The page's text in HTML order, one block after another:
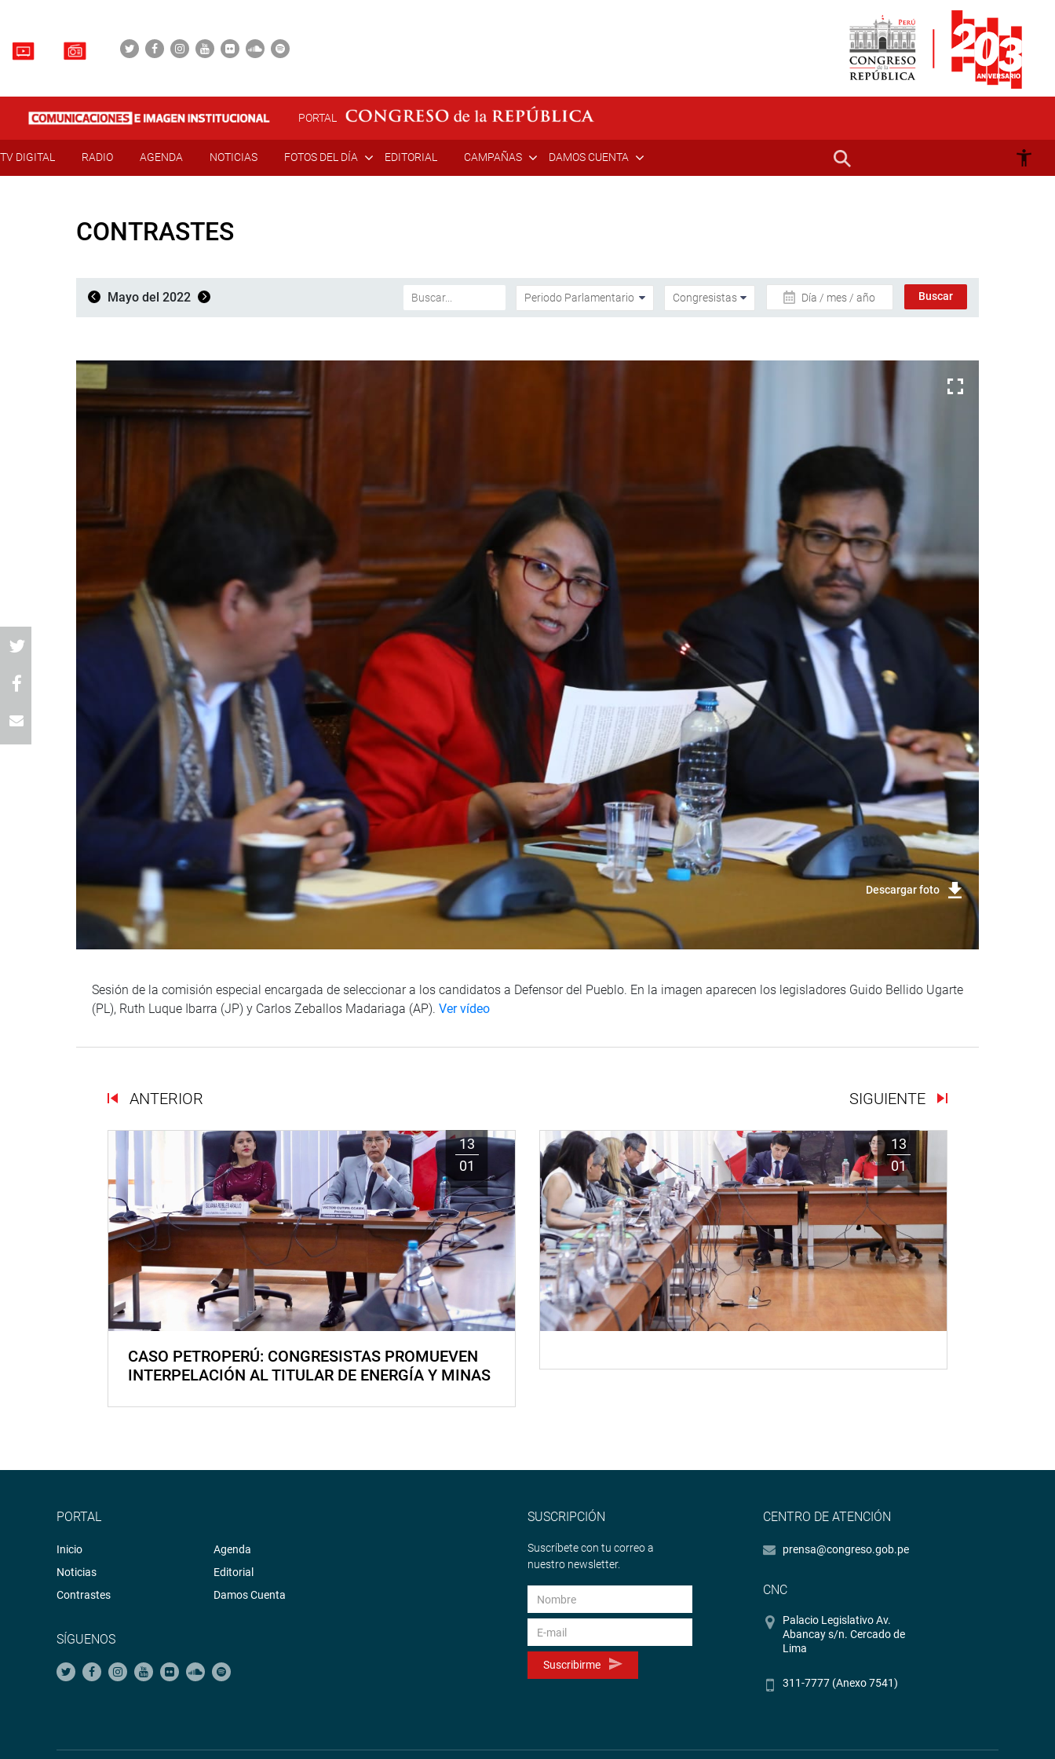
PORTAL
TV DIGITAL RADIO AGENDA NOTICIAS FOTOS DEL DÍA EDITORIAL CAMPAÑAS DAMOS CUENTA
CONTRASTES
Mayo del 2022 Día / mes / año
Descargar foto
Sesión de la comisión especial encargada de seleccionar a los candidatos a Defensor del Pueblo. En la imagen aparecen los legisladores Guido Bellido Ugarte
(PL), Ruth Luque Ibarra (JP) y Carlos Zeballos Madariaga (AP). Ver vídeo
ANTERIOR SIGUIENTE
13
01
CASO PETROPERÚ: CONGRESISTAS PROMUEVEN
INTERPELACIÓN AL TITULAR DE ENERGÍA Y MINAS
13
01
PORTAL
Inicio
Noticias
Contrastes
Agenda
Editorial
Damos Cuenta
SÍGUENOS
SUSCRIPCIÓN
Suscríbete con tu correo a
nuestro newsletter.
Suscribirme
CENTRO DE ATENCIÓN
prensa@congreso.gob.pe
CNC
Palacio Legislativo Av.
Abancay s/n. Cercado de
Lima
311-7777 (Anexo 7541)